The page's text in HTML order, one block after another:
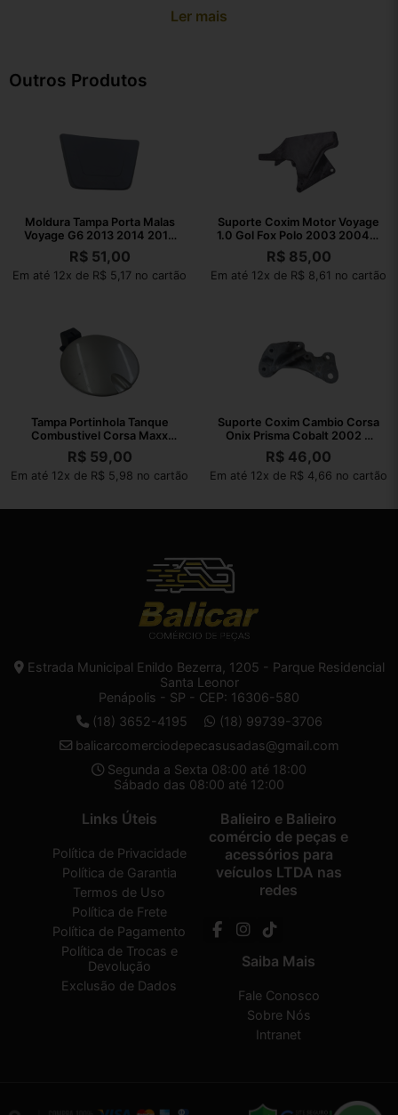
Ler mais
Outros Produtos
Moldura Tampa Porta Malas
Voyage G6 2013 2014 2015
2016
R$51,00
Em até 12x de R$ 5,17 no cartão
Suporte Coxim Motor Voyage
1.0 Gol Fox Polo 2003 2004 A
2021
R$85,00
Em até 12x de R$ 8,61 no cartão
Tampa Portinhola Tanque
Combustivel Corsa Maxx
2004 A 2012
R$59,00
Em até 12x de R$ 5,98 no cartão
Suporte Coxim Cambio Corsa
Onix Prisma Cobalt 2002 A
2010
R$ 46,00
Em até 12x de R$ 4,66 no cartão
Estrada Municipal Enildo Bezerra, 1205 - Parque Residencial
Santa Leonor
Penápolis - SP - CEP: 16306-580
(18) 3652-4195
(18) 99739-3706
balicarcomerciodepecasusadas@gmail.com
Segunda a Sexta 08:00 até 18:00
Sábado das 08:00 até 12:00
Links Úteis
Política de Privacidade
Política de Garantia
Termos de Uso
Política de Frete
Política de Pagamento
Política de Trocas e
Devolução
Exclusão de Dados
Balieiro e Balieiro
comércio de peças e
acessórios para
veículos LTDA nas
redes
Saiba Mais
Fale Conosco
Sobre Nós
Intranet